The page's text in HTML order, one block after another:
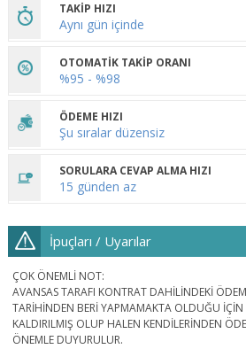
TAKİP HIZI
Aynı gün içinde
OTOMATİK TAKİP ORANI
%95 - %98
ÖDEME HIZI
Şu sıralar düzensiz
SORULARA CEVAP ALMA HIZI
15 günden az
İpuçları / Uyarılar
ÇOK ÖNEMLİ NOT:
AVANSAS TARAFI KONTRAT DAHİLİNDEKİ
TARİHİNDEN BERİ YAPMAMAKTA OLDUĞU İÇİN
KALDIRILMIŞ OLUP HALEN KENDİLERİNDEN
ÖNEMLE DUYURULUR.